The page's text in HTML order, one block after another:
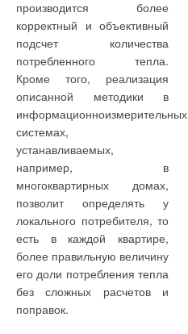
производится более
корректный и объективный
подсчет количества
потребленного тепла.
Кроме того, реализация
описанной методики в
информационноизмерительных
системах,
устанавливаемых,
например, в
многоквартирных домах,
позволит определять у
локального потребителя, то
есть в каждой квартире,
более правильную величину
его доли потребления тепла
без сложных расчетов и
поправок.